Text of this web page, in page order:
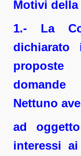
Motivi
1.- La
dichiarato
Nettuno
ad
interessi